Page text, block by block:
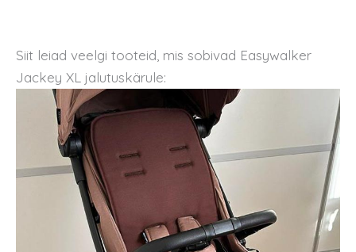
Siit leiad veelgi tooteid, mis sobivad Easywalker
Jackey XL jalutuskärule: